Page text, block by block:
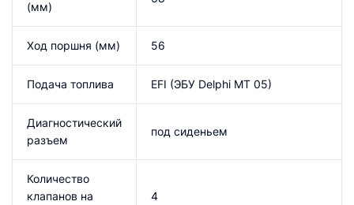
(мм)
Ход поршня (мм) 56
Подача топлива EFI (ЭБУ Delphi MT 05)
Диагностический
разъем
под сиденьем
Количество
клапанов на
4